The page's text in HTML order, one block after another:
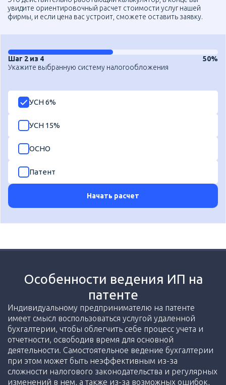
увидите ориентировочный расчет стоимости услуг нашей
фирмы, и если цена вас устроит, сможете оставить заявку.
Шаг 2 из 4
50%
Укажите выбранную систему налогообложения
УСН 6%
УСН 15%
ОСНО
Патент
Начать расчет
Особенности ведения ИП на
патенте
Индивидуальному предпринимателю на патенте
имеет смысл воспользоваться услугой удаленной
бухгалтерии, чтобы облегчить себе процесс учета и
отчетности, освободив время для основной
деятельности. Самостоятельное ведение бухгалтерии
при этом может быть неэффективным из-за
сложности налогового законодательства и регулярных
изменений в нем, а также из-за возможных ошибок,